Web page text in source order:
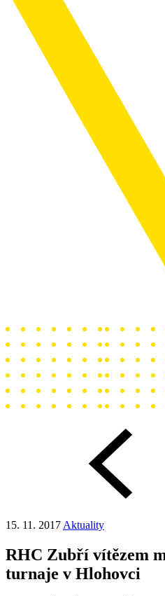
15. 11. 2017 Aktuality
RHC Zubří vítězem
turnaje v Hlohovci